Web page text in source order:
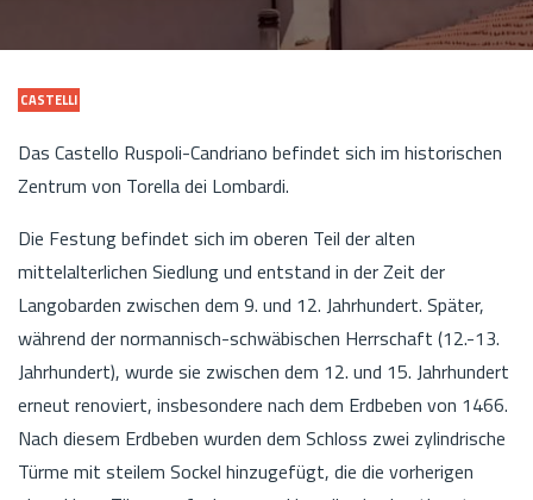
CASTELLI
Das Castello Ruspoli-Candriano befindet sich im historischen
Zentrum von Torella dei Lombardi.
Die Festung befindet sich im oberen Teil der alten
mittelalterlichen Siedlung und entstand in der Zeit der
Langobarden zwischen dem 9. und 12. Jahrhundert. Später,
während der normannisch-schwäbischen Herrschaft (12.-13.
Jahrhundert), wurde sie zwischen dem 12. und 15. Jahrhundert
erneut renoviert, insbesondere nach dem Erdbeben von 1466.
Nach diesem Erdbeben wurden dem Schloss zwei zylindrische
Türme mit steilem Sockel hinzugefügt, die die vorherigen